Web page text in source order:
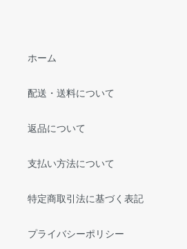
ホーム
配送・送料について
返品について
支払い方法について
特定商取引法に基づく表記
プライバシーポリシー